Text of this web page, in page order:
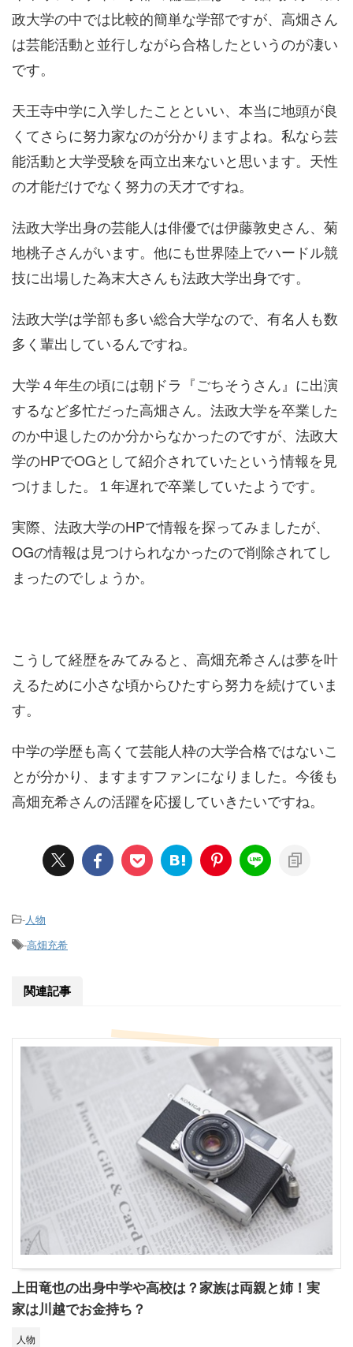
政大学の中では比較的簡単な学部ですが、高畑さん
は芸能活動と並行しながら合格したというのが凄い
です。
天王寺中学に入学したことといい、本当に地頭が良
くてさらに努力家なのが分かりますよね。私なら芸
能活動と大学受験を両立出来ないと思います。天性
の才能だけでなく努力の天才ですね。
法政大学出身の芸能人は俳優では伊藤敦史さん、菊
地桃子さんがいます。他にも世界陸上でハードル競
技に出場した為末大さんも法政大学出身です。
法政大学は学部も多い総合大学なので、有名人も数
多く輩出しているんですね。
大学４年生の頃には朝ドラ『ごちそうさん』に出演
するなど多忙だった高畑さん。法政大学を卒業した
のか中退したのか分からなかったのですが、法政大
学のHPでOGとして紹介されていたという情報を見
つけました。１年遅れで卒業していたようです。
実際、法政大学のHPで情報を探ってみましたが、
OGの情報は見つけられなかったので削除されてし
まったのでしょうか。
こうして経歴をみてみると、高畑充希さんは夢を叶
えるために小さな頃からひたすら努力を続けていま
す。
中学の学歴も高くて芸能人枠の大学合格ではないこ
とが分かり、ますますファンになりました。今後も
高畑充希さんの活躍を応援していきたいですね。
-人物
-高畑充希
関連記事
上田竜也の出身中学や高校は？家族は両親と姉！実
家は川越でお金持ち？
人物